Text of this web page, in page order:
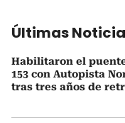
Últimas
Habilitaron el
153 con Autopista
tras tres años de